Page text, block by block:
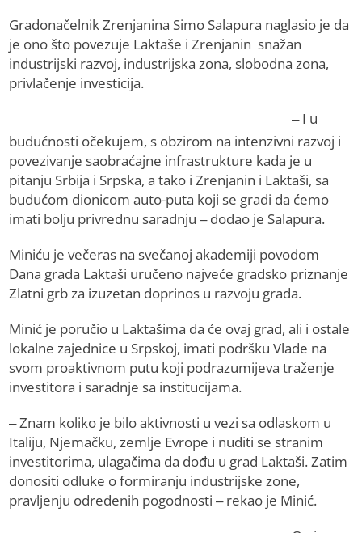
Gradonačelnik Zrenjanina Simo Salapura naglasio je da
je ono što povezuje Laktaše i Zrenjanin snažan
industrijski razvoj, industrijska zona, slobodna zona,
privlačenje investicija.
– I u
budućnosti očekujem, s obzirom na intenzivni razvoj i
povezivanje saobraćajne infrastrukture kada je u
pitanju Srbija i Srpska, a tako i Zrenjanin i Laktaši, sa
budućom dionicom auto-puta koji se gradi da ćemo
imati bolju privrednu saradnju – dodao je Salapura.
Miniću je večeras na svečanoj akademiji povodom
Dana grada Laktaši uručeno najveće gradsko priznanje
Zlatni grb za izuzetan doprinos u razvoju grada.
Minić je poručio u Laktašima da će ovaj grad, ali i ostale
lokalne zajednice u Srpskoj, imati podršku Vlade na
svom proaktivnom putu koji podrazumijeva traženje
investitora i saradnje sa institucijama.
– Znam koliko je bilo aktivnosti u vezi sa odlaskom u
Italiju, Njemačku, zemlje Evrope i nuditi se stranim
investitorima, ulagačima da dođu u grad Laktaši. Zatim
donositi odluke o formiranju industrijske zone,
pravljenju određenih pogodnosti – rekao je Minić.